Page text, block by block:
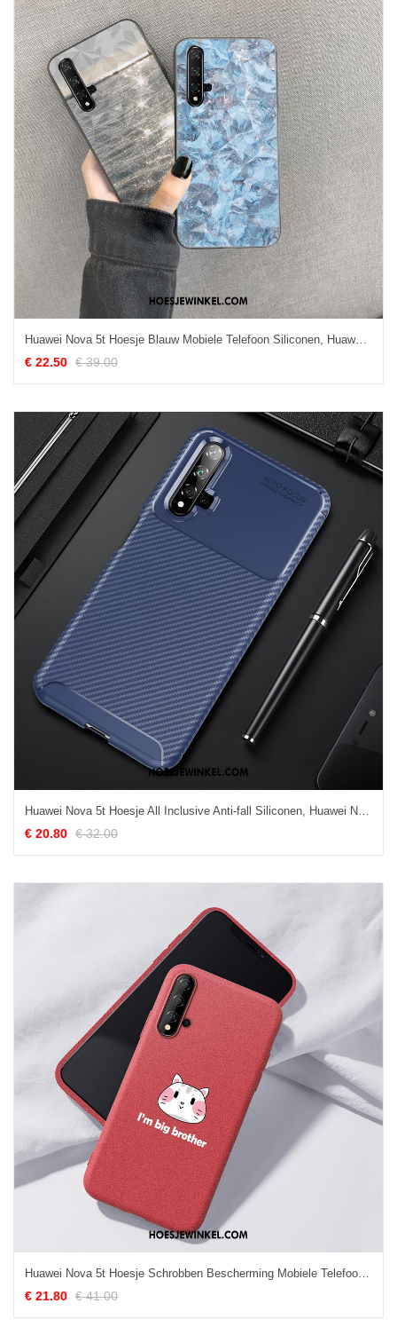
Huawei Nova 5t Hoesje Blauw Mobiele Telefoon Siliconen, Huawei Nova 5t Hoesje Ruit Net Red
€ 22.50 € 39.00
Huawei Nova 5t Hoesje All Inclusive Anti-fall Siliconen, Huawei Nova 5t Hoesje Zacht Mobiele Telefoon
€ 20.80 € 32.00
Huawei Nova 5t Hoesje Schrobben Bescherming Mobiele Telefoon, Huawei Nova 5t Hoesje Hoes All Inclusive
€ 21.80 € 41.00